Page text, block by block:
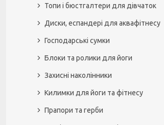
Топи і бюстгалтери для дівчаток
Диски, еспандері для аквафітнесу
Господарські сумки
Блоки та ролики для йоги
Захисні наколінники
Килимки для йоги та фітнесу
Прапори та герби